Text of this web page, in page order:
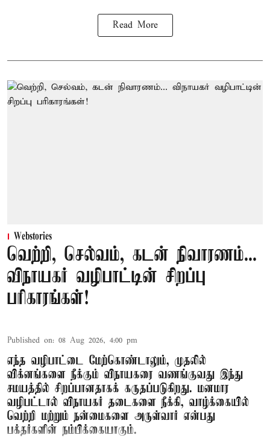
Read More
Webstories
வெற்றி, செல்வம், கடன் நிவாரணம்...
விநாயகர் வழிபாட்டின் சிறப்பு
பரிகாரங்கள்!
Published on: 08 Aug 2026, 4:00 pm
எந்த வழிபாட்டை மேற்கொண்டாலும், முதலில்
விக்னங்களை நீக்கும் விநாயகரை வணங்குவது இந்து
சமயத்தில் சிறப்பானதாகக் கருதப்படுகிறது. மனமார
வழிபட்டால் விநாயகர் தடைகளை நீக்கி, வாழ்க்கையில்
வெற்றி மற்றும் நன்மைகளை அருள்வார் என்பது
பக்தர்களின் நம்பிக்கையாகும்.